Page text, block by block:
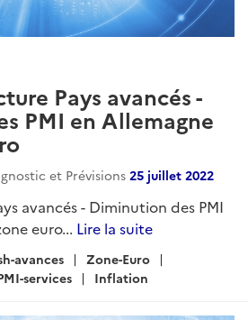
Pays avancés -
PMI en Allemagne
et Prévisions 25 juillet 2022
avancés - Diminution des PMI
euro... Lire la suite
avances
Zone-Euro
services Inflation